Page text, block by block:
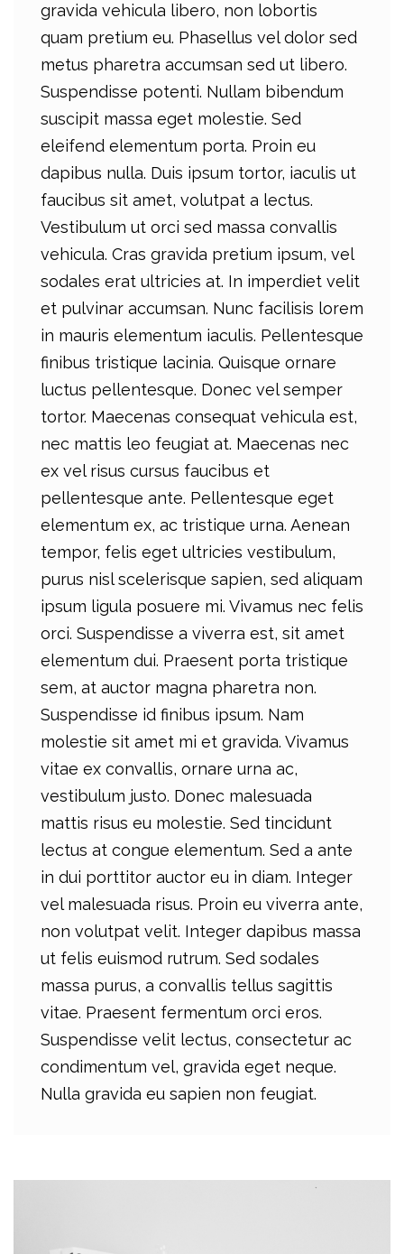
gravida vehicula libero, non lobortis
quam pretium eu. Phasellus vel dolor sed
metus pharetra accumsan sed ut libero.
Suspendisse potenti. Nullam bibendum
suscipit massa eget molestie. Sed
eleifend elementum porta. Proin eu
dapibus nulla. Duis ipsum tortor, iaculis ut
faucibus sit amet, volutpat a lectus.
Vestibulum ut orci sed massa convallis
vehicula. Cras gravida pretium ipsum, vel
sodales erat ultricies at. In imperdiet velit
et pulvinar accumsan. Nunc facilisis lorem
in mauris elementum iaculis. Pellentesque
finibus tristique lacinia. Quisque ornare
luctus pellentesque. Donec vel semper
tortor. Maecenas consequat vehicula est,
nec mattis leo feugiat at. Maecenas nec
ex vel risus cursus faucibus et
pellentesque ante. Pellentesque eget
elementum ex, ac tristique urna. Aenean
tempor, felis eget ultricies vestibulum,
purus nisl scelerisque sapien, sed aliquam
ipsum ligula posuere mi. Vivamus nec felis
orci. Suspendisse a viverra est, sit amet
elementum dui. Praesent porta tristique
sem, at auctor magna pharetra non.
Suspendisse id finibus ipsum. Nam
molestie sit amet mi et gravida. Vivamus
vitae ex convallis, ornare urna ac,
vestibulum justo. Donec malesuada
mattis risus eu molestie. Sed tincidunt
lectus at congue elementum. Sed a ante
in dui porttitor auctor eu in diam. Integer
vel malesuada risus. Proin eu viverra ante,
non volutpat velit. Integer dapibus massa
ut felis euismod rutrum. Sed sodales
massa purus, a convallis tellus sagittis
vitae. Praesent fermentum orci eros.
Suspendisse velit lectus, consectetur ac
condimentum vel, gravida eget neque.
Nulla gravida eu sapien non feugiat.